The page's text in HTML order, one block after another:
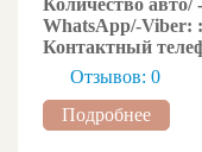
Количество авто/
WhatsApp/-Viber: :
Контактный
Отзывов: 0
Подробнее